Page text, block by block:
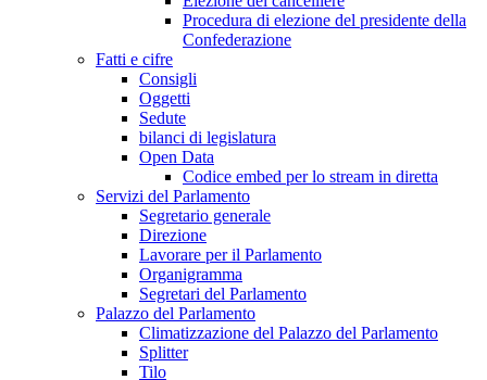
Procedura di elezione del presidente della
Confederazione
Fatti e cifre
Consigli
Oggetti
Sedute
bilanci di legislatura
Open Data
Codice embed per lo stream in diretta
Servizi del Parlamento
Segretario generale
Direzione
Lavorare per il Parlamento
Organigramma
Segretari del Parlamento
Palazzo del Parlamento
Climatizzazione del Palazzo del Parlamento
Splitter
Tilo